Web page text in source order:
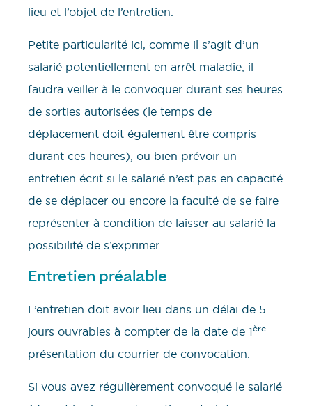
lieu et l’objet de l’entretien.
Petite particularité ici, comme il s’agit d’un
salarié potentiellement en arrêt maladie, il
faudra veiller à le convoquer durant ses heures
de sorties autorisées (le temps de
déplacement doit également être compris
durant ces heures), ou bien prévoir un
entretien écrit si le salarié n’est pas en capacité
de se déplacer ou encore la faculté de se faire
représenter à condition de laisser au salarié la
possibilité de s’exprimer.
Entretien préalable
L’entretien doit avoir lieu dans un délai de 5
jours ouvrables à compter de la date de 1ère
présentation du courrier de convocation.
Si vous avez régulièrement convoqué le salarié